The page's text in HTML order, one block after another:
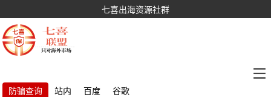
七喜出海资源社群
防骗查询 站内 百度 谷歌